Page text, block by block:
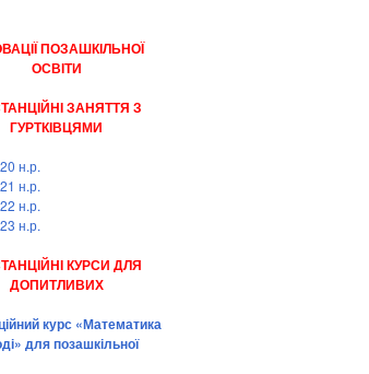
ПОЗАШКІЛЬНОЇ
ОСВІТИ
ЗАНЯТТЯ З
ГУРТКІВЦЯМИ
н.р.
н.р.
н.р.
н.р.
КУРСИ ДЛЯ
ДОПИТЛИВИХ
курс «Математика
для позашкільної